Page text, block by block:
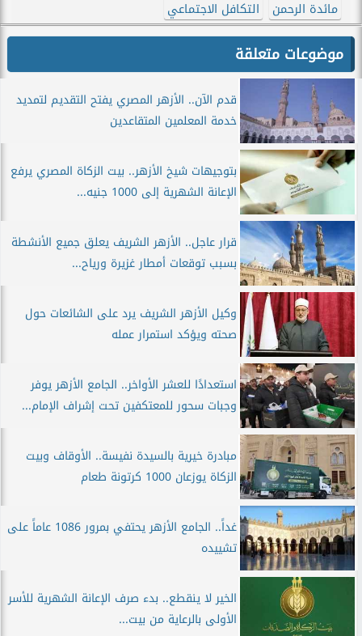
مائدة الرحمن التكافل الاجتماعي
موضوعات متعلقة
قدم الآن.. الأزهر المصري يفتح التقديم لتمديد
خدمة المعلمين المتقاعدين
بتوجيهات شيخ الأزهر.. بيت الزكاة المصري يرفع
الإعانة الشهرية إلى 1000 جنيه...
قرار عاجل.. الأزهر الشريف يعلق جميع الأنشطة
بسبب توقعات أمطار غزيرة ورياح...
وكيل الأزهر الشريف يرد على الشائعات حول
صحته ويؤكد استمرار عمله
استعدادًا للعشر الأواخر.. الجامع الأزهر يوفر
وجبات سحور للمعتكفين تحت إشراف الإمام...
مبادرة خيرية بالسيدة نفيسة.. الأوقاف وبيت
الزكاة يوزعان 1000 كرتونة طعام
غداً.. الجامع الأزهر يحتفي بمرور 1086 عاماً على
تشييده
الخير لا ينقطع.. بدء صرف الإعانة الشهرية للأسر
الأولى بالرعاية من بيت...